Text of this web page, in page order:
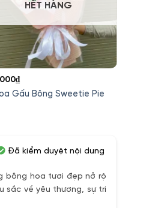
HẾT HÀNG
Gấu Bông Sweetie Pie
₫
bông hoa tươi đẹp nở rộ
sắc về yêu thương, sự tri
Đã kiểm duyệt nội dung